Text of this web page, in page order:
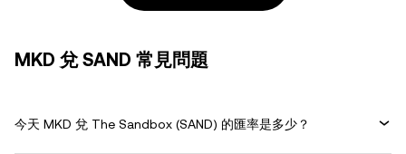
MKD 兌 SAND 常見問題
今天 MKD 兌 The Sandbox (SAND) 的匯率是多少？